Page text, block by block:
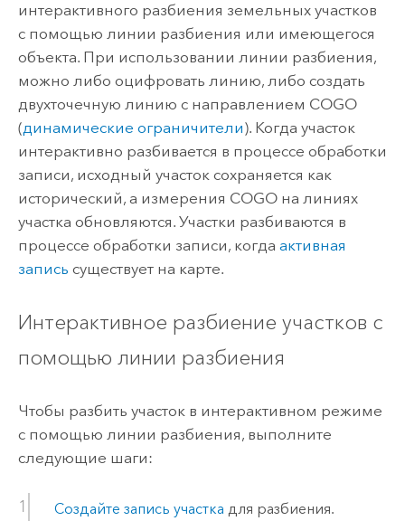
интерактивного разбиения земельных участков
с помощью линии разбиения или имеющегося
объекта. При использовании линии разбиения,
можно либо оцифровать линию, либо создать
двухточечную линию с направлением COGO
(динамические ограничители). Когда участок
интерактивно разбивается в процессе обработки
записи, исходный участок сохраняется как
исторический, а измерения COGO на линиях
участка обновляются. Участки разбиваются в
процессе обработки записи, когда активная
запись существует на карте.
Интерактивное разбиение участков с
помощью линии разбиения
Чтобы разбить участок в интерактивном режиме
с помощью линии разбиения, выполните
следующие шаги:
Создайте запись участка для разбиения.